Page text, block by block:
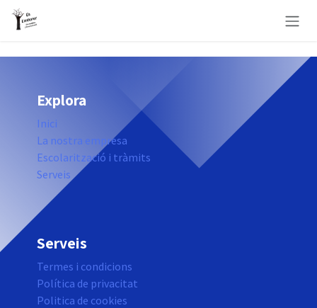
Skip to Content
Explora
Inici
La nostra empresa
Escolarització i tràmits
Serveis
Serveis
Termes i condicions
Política de privacitat
Politica de cookies